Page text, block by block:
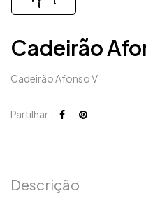
Cadeirão
Cadeirão Afonso V
Partilhar :
Descrição